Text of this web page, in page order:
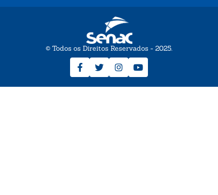
© Todos os Direitos Reservados - 2025.